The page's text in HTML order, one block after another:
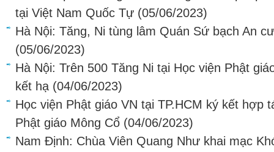
tại Việt Nam Quốc Tự (05/06/2023)
Hà Nội: Tăng, Ni tùng lâm Quán Sứ bạch An
(05/06/2023)
Hà Nội: Trên 500 Tăng Ni tại Học viện Phật
kết hạ (04/06/2023)
Học viện Phật giáo VN tại TP.HCM ký kết hợp
Phật giáo Mông Cổ (04/06/2023)
Nam Định: Chùa Viên Quang Như khai mạc